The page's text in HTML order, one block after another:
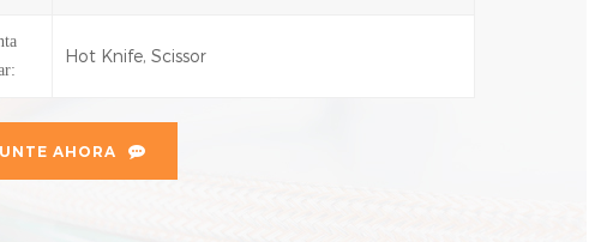
Hot Knife, Scissor
AHORA